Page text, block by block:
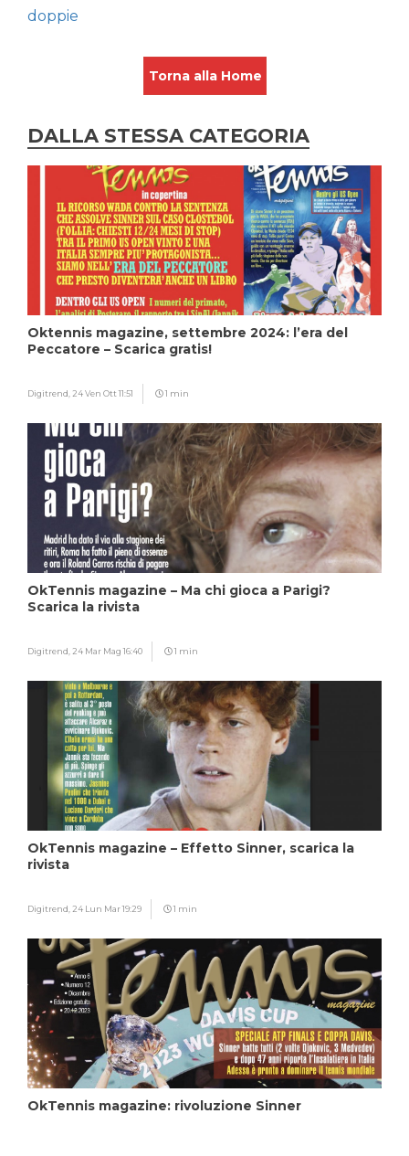
doppie
Torna alla Home
DALLA STESSA CATEGORIA
Oktennis magazine, settembre 2024: l’era del
Peccatore – Scarica gratis!
Digitrend, 24 Ven Ott 11:51 1 min
OkTennis magazine – Ma chi gioca a Parigi?
Scarica la rivista
Digitrend, 24 Mar Mag 16:40 1 min
OkTennis magazine – Effetto Sinner, scarica la
rivista
Digitrend, 24 Lun Mar 19:29 1 min
OkTennis magazine: rivoluzione Sinner